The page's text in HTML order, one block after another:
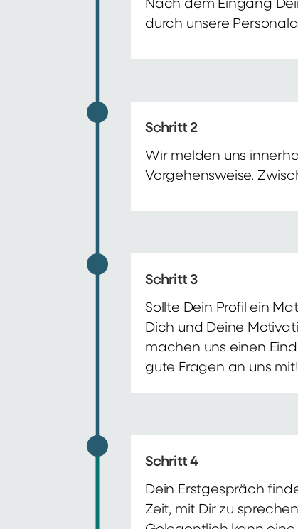
Nach dem Eingang
durch unsere
Schritt 2
Wir melden uns
Vorgehensweise.
Schritt 3
Sollte Dein Profil ein
Dich und Deine
machen uns einen
gute Fragen an uns
Schritt 4
Dein Erstgespräch
Zeit, mit Dir zu